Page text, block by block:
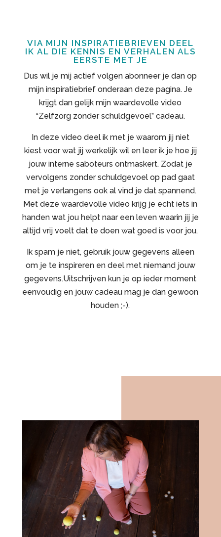
VIA MIJN INSPIRATIEBRIEVEN DEEL
IK AL DIE KENNIS EN VERHALEN ALS
EERSTE MET JE
Dus wil je mij actief volgen abonneer je dan op
mijn inspiratiebrief onderaan deze pagina. Je
krijgt dan gelijk mijn waardevolle video
“Zelfzorg zonder schuldgevoel” cadeau.
In deze video deel ik met je waarom jij niet
kiest voor wat jij werkelijk wil en leer ik je hoe jij
jouw interne saboteurs ontmaskert. Zodat je
vervolgens zonder schuldgevoel op pad gaat
met je verlangens ook al vind je dat spannend.
Met deze waardevolle video krijg je echt iets in
handen wat jou helpt naar een leven waarin jij je
altijd vrij voelt dat te doen wat goed is voor jou.
Ik spam je niet, gebruik jouw gegevens alleen
om je te inspireren en deel met niemand jouw
gegevens.Uitschrijven kun je op ieder moment
eenvoudig en jouw cadeau mag je dan gewoon
houden ;-).